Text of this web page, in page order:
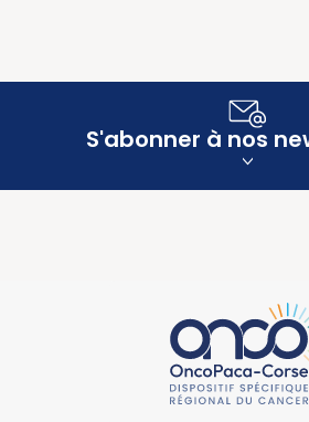
S'abonner à nos